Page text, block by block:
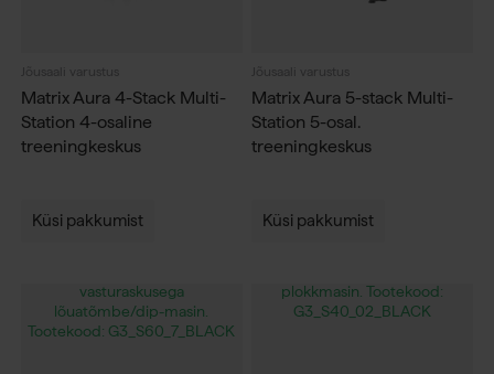
Jõusaali varustus
Matrix Aura 4-Stack Multi-
Station 4-osaline
treeningkeskus
Küsi pakkumist
Jõusaali varustus
Matrix Aura 5-stack Multi-
Station 5-osal.
treeningkeskus
Küsi pakkumist